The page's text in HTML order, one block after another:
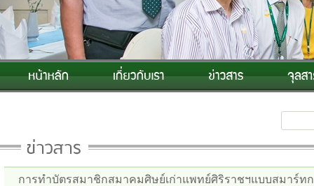
การทำบัตรสมาชิกสมาคมศิษย์เก่าแพทย์ศิริราชฯแบบสมาร์ท